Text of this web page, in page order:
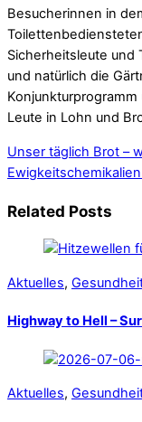
Besucherinnen in
Sicherheitsleute und
und natürlich die
Leute in Lohn und
Unser täglich Brot –
Related Posts
Aktuelles,
Highway to Hell –
Aktuelles,